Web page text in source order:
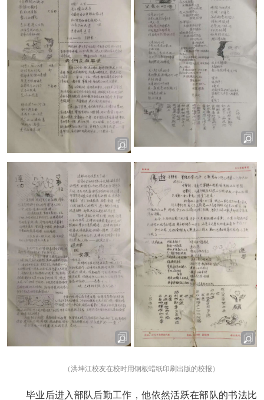
（洪坤江校友在校时用钢板蜡纸印刷出版的校报）
毕业后进入部队后勤工作，他依然活跃在部队的书法比